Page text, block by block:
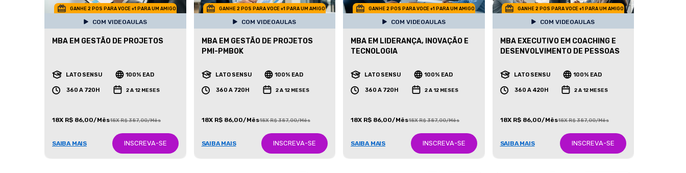
GANHE 2 POS PARA VOCE +1 PARA UM AMIGO
COM VIDEOAULAS
MBA EM GESTÃO DE PROJETOS
LATO SENSU 100% EAD
360 A 720H 2 A 12 MESES
18X R$ 86,00/Mês18X R$ 387,00/Mês
SAIBA MAIS INSCREVA-SE
GANHE 2 POS PARA VOCE +1 PARA UM AMIGO
COM VIDEOAULAS
MBA EM GESTÃO DE PROJETOS
PMI-PMBOK
LATO SENSU 100% EAD
360 A 720H 2 A 12 MESES
18X R$ 86,00/Mês18X R$ 387,00/Mês
SAIBA MAIS INSCREVA-SE
GANHE 2 POS PARA VOCE +1 PARA UM AMIGO
COM VIDEOAULAS
MBA EM LIDERANÇA, INOVAÇÃO E
TECNOLOGIA
LATO SENSU 100% EAD
360 A 720H 2 A 12 MESES
18X R$ 86,00/Mês18X R$ 387,00/Mês
SAIBA MAIS INSCREVA-SE
GANHE 2 POS PARA VOCE +1 PARA UM AMIGO
COM VIDEOAULAS
MBA EXECUTIVO EM COACHING E
DESENVOLVIMENTO DE PESSOAS
LATO SENSU 100% EAD
360 A 420H 2 A 12 MESES
18X R$ 86,00/Mês18X R$ 387,00/Mês
SAIBA MAIS INSCREVA-SE